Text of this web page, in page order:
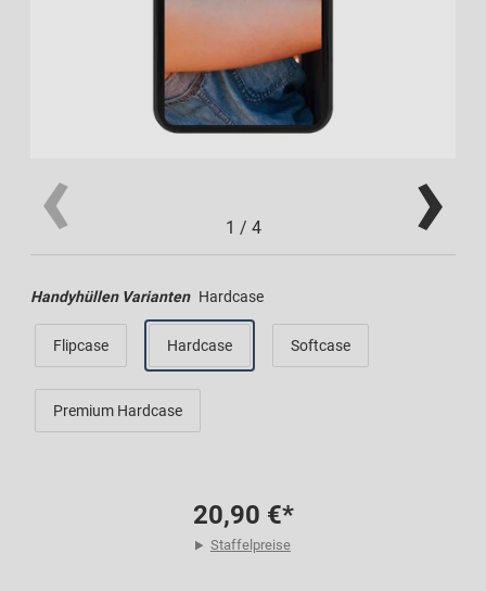
1 / 4
Handyhüllen Varianten Hardcase
Flipcase Hardcase Softcase
Premium Hardcase
20,90 €*
Staffelpreise